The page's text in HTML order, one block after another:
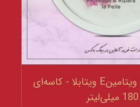
کرم آووکادو و ویتامینE ویتابلا - کاسه‌ای
180 میلی‌لیتر